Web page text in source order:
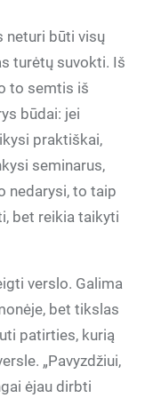
neturi būti visų
turėtų suvokti. Iš
to semtis iš
būdai: jei
praktiškai,
seminarus,
nedarysi, to taip
bet reikia taikyti
verslo. Galima
bet tikslas
patirties, kurią
„Pavyzdžiui,
ėjau dirbti